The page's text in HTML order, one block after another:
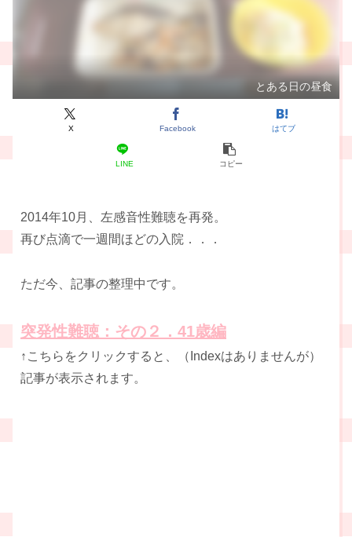
とある日の昼食
X Facebook はてブ
LINE コピー
2014年10月、左感音性難聴を再発。
再び点滴で一週間ほどの入院．．．
ただ今、記事の整理中です。
突発性難聴：その２．41歳編
↑こちらをクリックすると、（Indexはありませんが）
記事が表示されます。